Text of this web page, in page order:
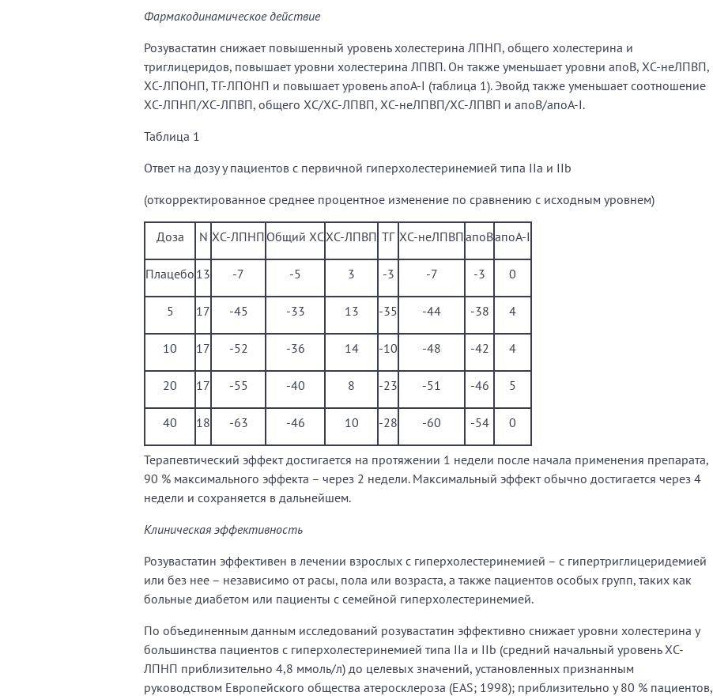
Фармакодинамическое действие
Розувастатин снижает повышенный уровень холестерина ЛПНП, общего холестерина и
триглицеридов, повышает уровни холестерина ЛПВП. Он также уменьшает уровни апоВ, ХС-неЛПВП,
ХС-ЛПОНП, ТГ-ЛПОНП и повышает уровень апоА-І (таблица 1). Эвойд также уменьшает соотношение
ХС-ЛПНП/ХС-ЛПВП, общего ХС/ХС-ЛПВП, ХС-неЛПВП/ХС-ЛПВП и апоВ/апоА-І.
Таблица 1
Ответ на дозу у пациентов с первичной гиперхолестеринемией типа IIa и IІb
(откорректированное среднее процентное изменение по сравнению с исходным уровнем)
Доза N ХС-ЛПНП Общий ХСХС-ЛПВП ТГ ХС-неЛПВПапоВапоA-I
Плацебо 13 -7 -5 3 -3 -7 -3 0
5 17 -45 -33 13 -35 -44 -38 4
10 17 -52 -36 14 -10 -48 -42 4
20 17 -55 -40 8 -23 -51 -46 5
40 18 -63 -46 10 -28 -60 -54 0
Терапевтический эффект достигается на протяжении 1 недели после начала применения препарата,
90 % максимального эффекта – через 2 недели. Максимальный эффект обычно достигается через 4
недели и сохраняется в дальнейшем.
Клиническая эффективность
Розувастатин эффективен в лечении взрослых с гиперхолестеринемией – с гипертриглицеридемией
или без нее – независимо от расы, пола или возраста, а также пациентов особых групп, таких как
больные диабетом или пациенты с семейной гиперхолестеринемией.
По объединенным данным исследований розувастатин эффективно снижает уровни холестерина у
большинства пациентов с гиперхолестеринемией типа IIa и IIb (средний начальный уровень ХС-
ЛПНП приблизительно 4,8 ммоль/л) до целевых значений, установленных признанным
руководством Европейского общества атеросклероза (EAS; 1998); приблизительно у 80 % пациентов,